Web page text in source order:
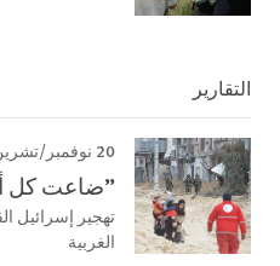
التقارير
20 نوفمبر/تشرين الثاني 2025
”ضاعت كل
تهجير إسرائيل
الغربية